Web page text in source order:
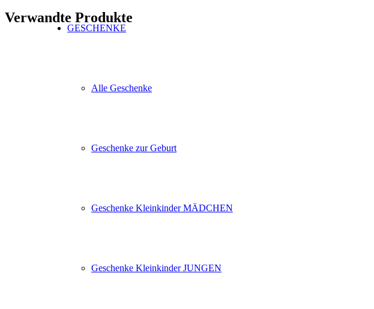
GESCHENKE
Alle Geschenke
Geschenke zur Geburt
Geschenke Kleinkinder MÄDCHEN
Geschenke Kleinkinder JUNGEN
Verwandte Produkte